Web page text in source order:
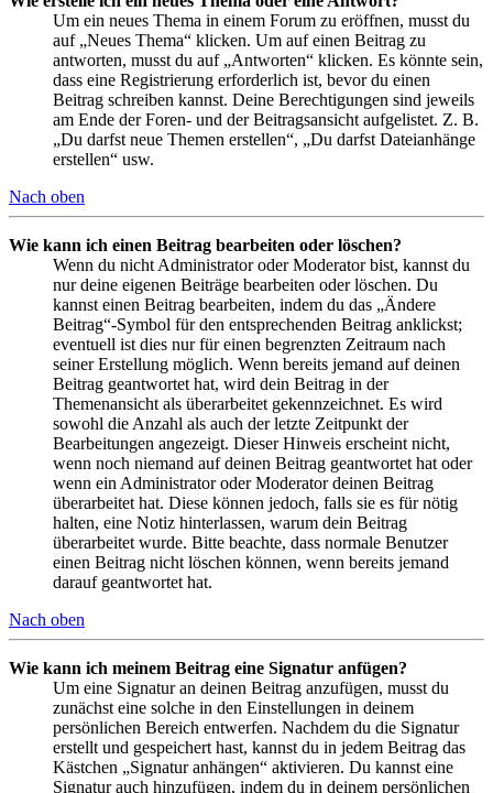
Um ein neues Thema in einem Forum zu eröffnen, musst du
auf „Neues Thema“ klicken. Um auf einen Beitrag zu
antworten, musst du auf „Antworten“ klicken. Es könnte sein,
dass eine Registrierung erforderlich ist, bevor du einen
Beitrag schreiben kannst. Deine Berechtigungen sind jeweils
am Ende der Foren- und der Beitragsansicht aufgelistet. Z. B.
„Du darfst neue Themen erstellen“, „Du darfst Dateianhänge
erstellen“ usw.
Nach oben
Wie kann ich einen Beitrag bearbeiten oder löschen?
Wenn du nicht Administrator oder Moderator bist, kannst du
nur deine eigenen Beiträge bearbeiten oder löschen. Du
kannst einen Beitrag bearbeiten, indem du das „Ändere
Beitrag“-Symbol für den entsprechenden Beitrag anklickst;
eventuell ist dies nur für einen begrenzten Zeitraum nach
seiner Erstellung möglich. Wenn bereits jemand auf deinen
Beitrag geantwortet hat, wird dein Beitrag in der
Themenansicht als überarbeitet gekennzeichnet. Es wird
sowohl die Anzahl als auch der letzte Zeitpunkt der
Bearbeitungen angezeigt. Dieser Hinweis erscheint nicht,
wenn noch niemand auf deinen Beitrag geantwortet hat oder
wenn ein Administrator oder Moderator deinen Beitrag
überarbeitet hat. Diese können jedoch, falls sie es für nötig
halten, eine Notiz hinterlassen, warum dein Beitrag
überarbeitet wurde. Bitte beachte, dass normale Benutzer
einen Beitrag nicht löschen können, wenn bereits jemand
darauf geantwortet hat.
Nach oben
Wie kann ich meinem Beitrag eine Signatur anfügen?
Um eine Signatur an deinen Beitrag anzufügen, musst du
zunächst eine solche in den Einstellungen in deinem
persönlichen Bereich entwerfen. Nachdem du die Signatur
erstellt und gespeichert hast, kannst du in jedem Beitrag das
Kästchen „Signatur anhängen“ aktivieren. Du kannst eine
Signatur auch hinzufügen, indem du in deinem persönlichen